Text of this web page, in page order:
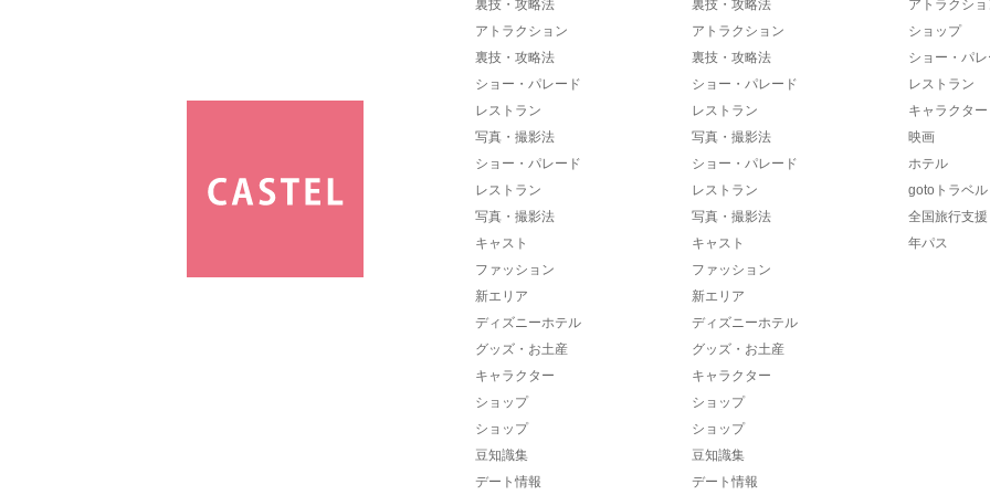
裏技・攻略法
アトラクション
裏技・攻略法
ショー・パレード
レストラン
写真・撮影法
ショー・パレード
レストラン
写真・撮影法
キャスト
ファッション
新エリア
ディズニーホテル
グッズ・お土産
キャラクター
ショップ
ショップ
豆知識集
デート情報
裏技・攻略法
アトラクション
裏技・攻略法
ショー・パレード
レストラン
写真・撮影法
ショー・パレード
レストラン
写真・撮影法
キャスト
ファッション
新エリア
ディズニーホテル
グッズ・お土産
キャラクター
ショップ
ショップ
豆知識集
デート情報
アトラクシ
ショップ
ショー・パ
レストラン
キャラクター
映画
ホテル
gotoトラベル
全国旅行支援
年パス